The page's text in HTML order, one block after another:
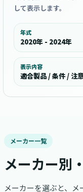
して表示します。
年式
2020年 - 2024年
表示内容
適合製品 / 条件 / 注
メーカー一覧
メーカー別
メーカーを選ぶと、